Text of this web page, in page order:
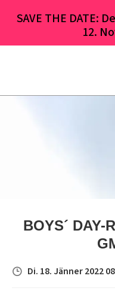
SAVE THE DATE:
12.
BOYS´ DAY-
Di. 18. Jänner 2022